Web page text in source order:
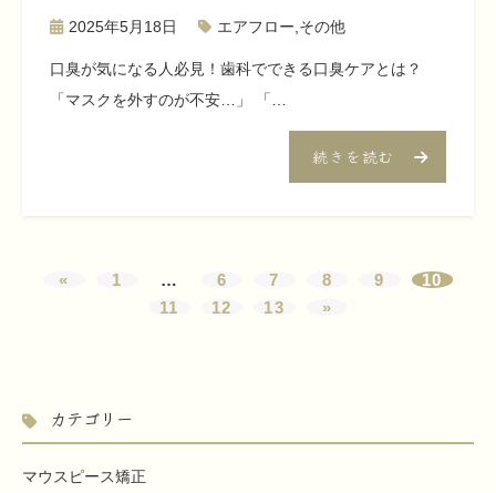
2025年5月18日 エアフロー その他
口臭が気になる人必見！歯科でできる口臭ケアとは？
「マスクを外すのが不安…」 「…
続きを読む
« 1 … 6 7 8 9
10
11
12 13 »
カテゴリー
マウスピース矯正